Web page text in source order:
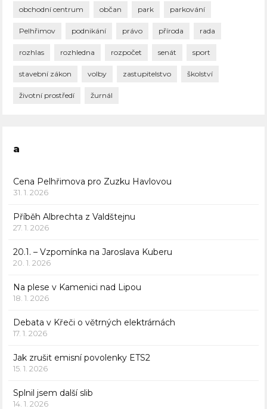
obchodní centrum občan park parkování
Pelhřimov podnikání právo příroda rada
rozhlas rozhledna rozpočet senát sport
stavební zákon volby zastupitelstvo školství
životní prostředí žurnál
a
Cena Pelhřimova pro Zuzku Havlovou
31. 1. 2026
Příběh Albrechta z Valdštejnu
27. 1. 2026
20.1. – Vzpomínka na Jaroslava Kuberu
20. 1. 2026
Na plese v Kamenici nad Lipou
18. 1. 2026
Debata v Křeči o větrných elektrárnách
17. 1. 2026
Jak zrušit emisní povolenky ETS2
15. 1. 2026
Splnil jsem další slib
14. 1. 2026